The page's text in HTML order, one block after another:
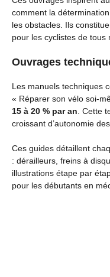
comment la
les obstacles. Ils
pour les cyclistes de tous
Ouvrages
Les manuels techniques
« Réparer son vélo soi-
15 à 20 % par an . Cette
croissant d’autonomie
Ces guides détaillent
: dérailleurs, freins à
illustrations étape par
pour les débutants en